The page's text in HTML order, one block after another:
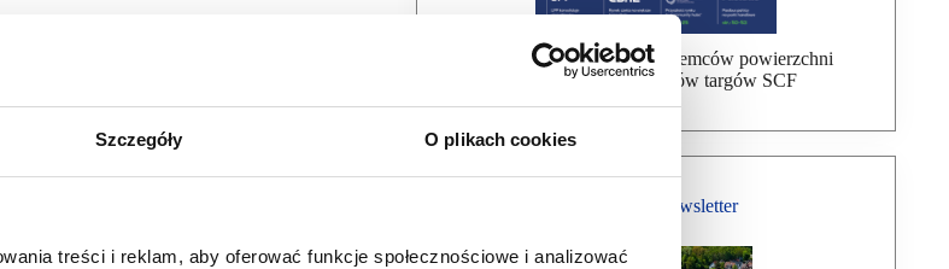
Szczegóły O plikach cookies
treści i reklam, aby oferować funkcje społecznościowe i analizować
wnętrz, produkty hobbystyczne,
i współwłaściciel Søstrene Grene, Mikkel
Grene do pięknego Wrocławia.
które dobrze pasuje do naszego
powitać zarówno mieszkańców, jak
sklepowym w Magnolia Park” –
Bezpłatna wysyłka dla najemców powierzchni
handlowej, uczestników targów SCF
Bezpłatny Newsletter